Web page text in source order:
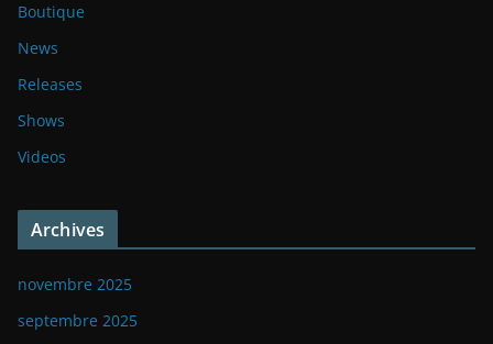
Boutique
News
Releases
Shows
Videos
Archives
novembre 2025
septembre 2025